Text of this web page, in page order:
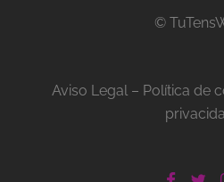
©
Aviso Legal – Política de